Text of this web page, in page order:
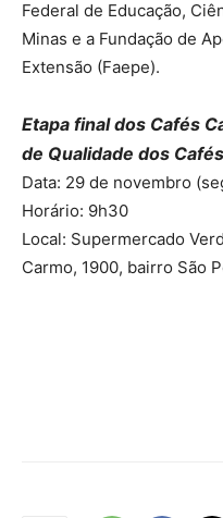
Federal de Educação,
Minas e a Fundação de
Extensão (Faepe).
Etapa final dos Cafés
de Qualidade dos
Data: 29 de novembro
Horário: 9h30
Local: Supermercado
Carmo, 1900, bairro São